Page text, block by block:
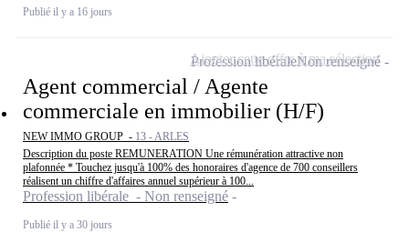
Publié il y a 16 jours
Agent commercial / Agente
commerciale en immobilier (H/F)
NEW IMMO GROUP - 13 - ARLES
Description du poste REMUNERATION Une rémunération attractive non
plafonnée * Touchez jusqu'à 100% des honoraires d'agence de 700 conseillers
réalisent un chiffre d'affaires annuel supérieur à 100...
Profession libérale - Non renseigné
Publié il y a 30 jours
Profession libéraleNon renseigné
Ajouter cette offre à ma sélection